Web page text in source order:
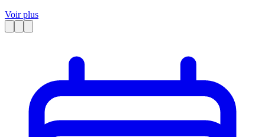
Voir plus